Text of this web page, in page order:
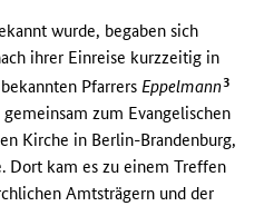
wurde, begaben sich
ihrer Einreise kurzzeitig in
PfarrersEppelmann3
zum Evangelischen
Kirche in Berlin-Brandenburg,
Dort kam es zu einem Treffen
Amtsträgern und der